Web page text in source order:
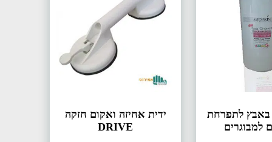
לתפרחת
למבוגרים
ידית אחיזה ואקום חזקה
DRIVE